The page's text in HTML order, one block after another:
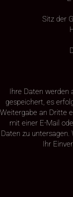
Sitz der
Ihre Daten werden
gespeichert, es
Weitergabe an Dritte
mit einer E-Mail
Daten zu untersagen.
Ihr